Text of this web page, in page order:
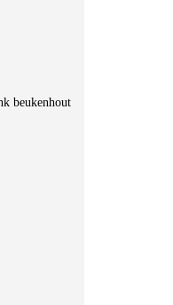
beukenhout